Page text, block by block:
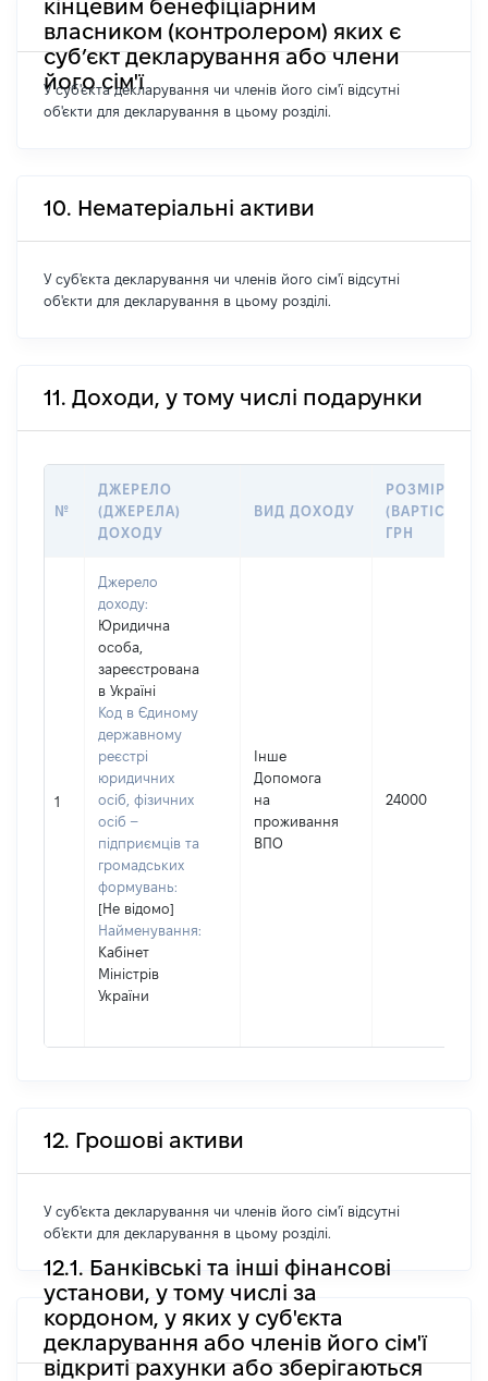
кінцевим бенефіціарним
власником (контролером) яких є
суб’єкт декларування або члени
його сім'ї
У суб'єкта декларування чи членів його сім'ї відсутні
об'єкти для декларування в цьому розділі.
10. Нематеріальні активи
У суб'єкта декларування чи членів його сім'ї відсутні
об'єкти для декларування в цьому розділі.
11. Доходи, у тому числі подарунки
№
ДЖЕРЕЛО
(ДЖЕРЕЛА)
ДОХОДУ
ВИД ДОХОДУ
РОЗМІР
(ВАРТІСТЬ),
ГРН
1
Джерело
доходу:
Юридична
особа,
зареєстрована
в Україні
Код в Єдиному
державному
реєстрі
юридичних
осіб, фізичних
осіб –
підприємців та
громадських
формувань:
[Не відомо]
Найменування:
Кабінет
Міністрів
України
Інше
Допомога
на
проживання
ВПО
24000
12. Грошові активи
У суб'єкта декларування чи членів його сім'ї відсутні
об'єкти для декларування в цьому розділі.
12.1. Банківські та інші фінансові
установи, у тому числі за
кордоном, у яких у суб'єкта
декларування або членів його сім'ї
відкриті рахунки або зберігаються